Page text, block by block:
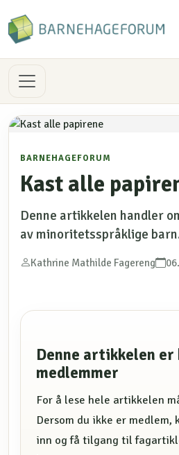
BARNEHAGEFORUM
Kast alle
Denne artikkelen handler
av minoritetsspråklige
Kathrine Mathilde Fagereng
Denne artikkelen er
medlemmer
For å lese hele artikkelen
Dersom du ikke er medlem,
inn og få tilgang til